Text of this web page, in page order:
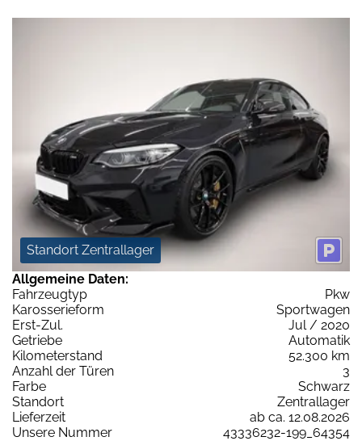
Standort Zentrallager
Allgemeine Daten:
Fahrzeugtyp
Pkw
Karosserieform
Sportwagen
Erst-Zul.
Jul / 2020
Getriebe
Automatik
Kilometerstand
52.300 km
Anzahl der Türen
3
Farbe
Schwarz
Standort
Zentrallager
Lieferzeit
ab ca. 12.08.2026
Unsere Nummer
43336232-199_64354